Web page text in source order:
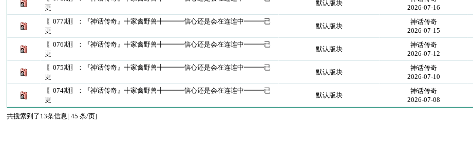
更
默认版块
2026-07-16
〖077期〗：『神话传奇』╋家禽野兽╋━━━信心还是会在连连中━━━已
更
默认版块
神话传奇
2026-07-15
〖076期〗：『神话传奇』╋家禽野兽╋━━━信心还是会在连连中━━━已
更
默认版块
神话传奇
2026-07-12
〖075期〗：『神话传奇』╋家禽野兽╋━━━信心还是会在连连中━━━已
更
默认版块
神话传奇
2026-07-10
〖074期〗：『神话传奇』╋家禽野兽╋━━━信心还是会在连连中━━━已
更
默认版块
神话传奇
2026-07-08
共搜索到了13条信息[ 45 条/页]